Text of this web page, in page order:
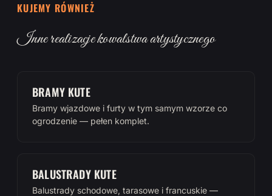
KUJEMY RÓWNIEŻ
Inne realizacje kowalstwa artystycznego
BRAMY KUTE
Bramy wjazdowe i furty w tym samym wzorze co
ogrodzenie — pełen komplet.
BALUSTRADY KUTE
Balustrady schodowe, tarasowe i francuskie —